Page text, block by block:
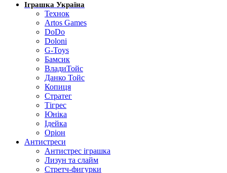
Іграшка Україна
Технок
Artos Games
DoDo
Doloni
G-Toys
Бамсик
ВладиТойс
Данко Тойс
Копиця
Стратег
Тігрес
Юніка
Ідейка
Оріон
Антистреси
Антистрес іграшка
Лизун та слайм
Стретч-фигурки